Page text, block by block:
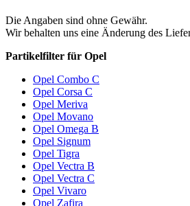
Die Angaben sind ohne Gewähr.
Wir behalten uns eine Änderung des
Partikelfilter für Opel
Opel Combo C
Opel Corsa C
Opel Meriva
Opel Movano
Opel Omega B
Opel Signum
Opel Tigra
Opel Vectra B
Opel Vectra C
Opel Vivaro
Opel Zafira